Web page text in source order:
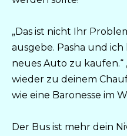
„Das ist nicht Ihr
ausgebe. Pasha und
neues Auto zu
wieder zu deinem
wie eine Baronesse im
Der Bus ist mehr dein